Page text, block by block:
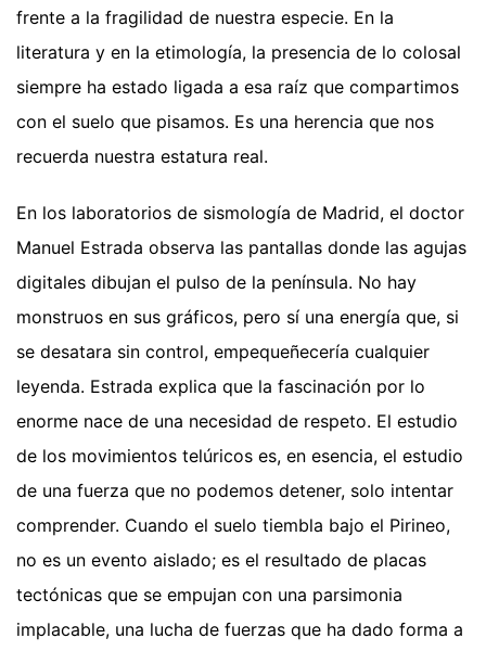
frente a la fragilidad de nuestra especie. En la
literatura y en la etimología, la presencia de lo colosal
siempre ha estado ligada a esa raíz que compartimos
con el suelo que pisamos. Es una herencia que nos
recuerda nuestra estatura real.
En los laboratorios de sismología de Madrid, el doctor
Manuel Estrada observa las pantallas donde las agujas
digitales dibujan el pulso de la península. No hay
monstruos en sus gráficos, pero sí una energía que, si
se desatara sin control, empequeñecería cualquier
leyenda. Estrada explica que la fascinación por lo
enorme nace de una necesidad de respeto. El estudio
de los movimientos telúricos es, en esencia, el estudio
de una fuerza que no podemos detener, solo intentar
comprender. Cuando el suelo tiembla bajo el Pirineo,
no es un evento aislado; es el resultado de placas
tectónicas que se empujan con una parsimonia
implacable, una lucha de fuerzas que ha dado forma a